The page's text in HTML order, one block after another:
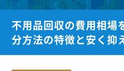
不用品回収の費用相場
分方法の特徴と安く抑